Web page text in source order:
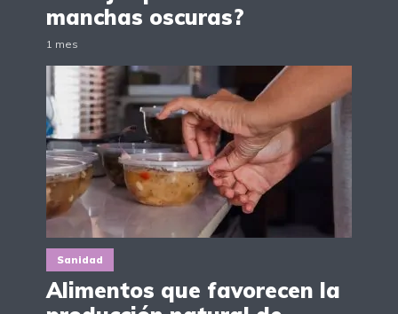
manchas oscuras?
1 mes
Sanidad
Alimentos que favorecen la